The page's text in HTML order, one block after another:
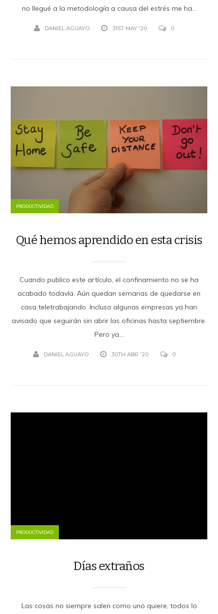
no llegué a la metodología a causa del estrés me ha...
DANIEL AGUAYO 31ST MAY '20 0
PRODUCTIVIDAD
Qué hemos aprendido en esta crisis
Cuando publico este artículo, el confinamiento no se ha
acabado todavía. Aún quedan semanas de quedarse en
casa teletrabajando. Incluso algunas empresas ya han
avisado que seguirán sin abrir las oficinas hasta septiembre.
Pero ya...
DANIEL AGUAYO 30TH ABR '20 0
PRODUCTIVIDAD
Días extraños
Las cosas no siempre salen como uno quiere, todos lo